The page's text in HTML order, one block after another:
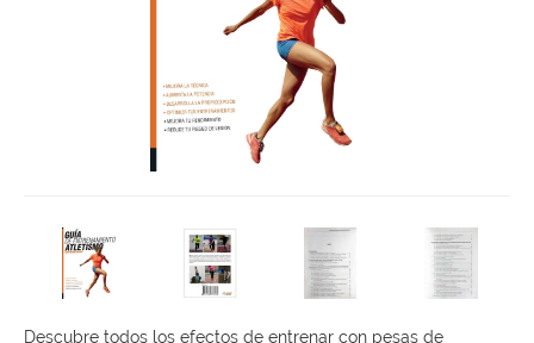
Descubre todos los efectos de entrenar con pesas de